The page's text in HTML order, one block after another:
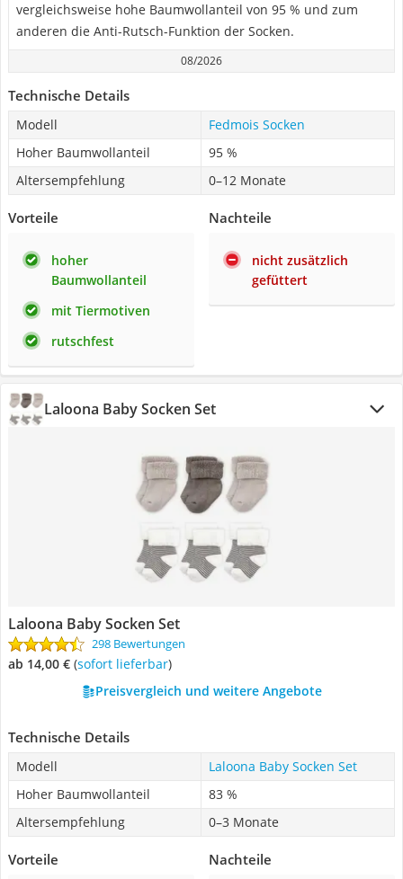
vergleichsweise hohe Baumwollanteil von 95 % und zum
anderen die Anti-Rutsch-Funktion der Socken.
08/2026
Technische Details
Modell
Fedmois Socken
Hoher Baumwollanteil
95 %
Altersempfehlung
0–12 Monate
Vorteile
hoher
Baumwollanteil
mit Tiermotiven
rutschfest
Nachteile
nicht zusätzlich
gefüttert
Laloona Baby Socken Set
Laloona Baby Socken Set
298 Bewertungen
ab 14,00 € ( Sofort lieferbar)
Preisvergleich und weitere Angebote
Technische Details
Modell
Laloona Baby Socken Set
Hoher Baumwollanteil
83 %
Altersempfehlung
0–3 Monate
Vorteile Nachteile